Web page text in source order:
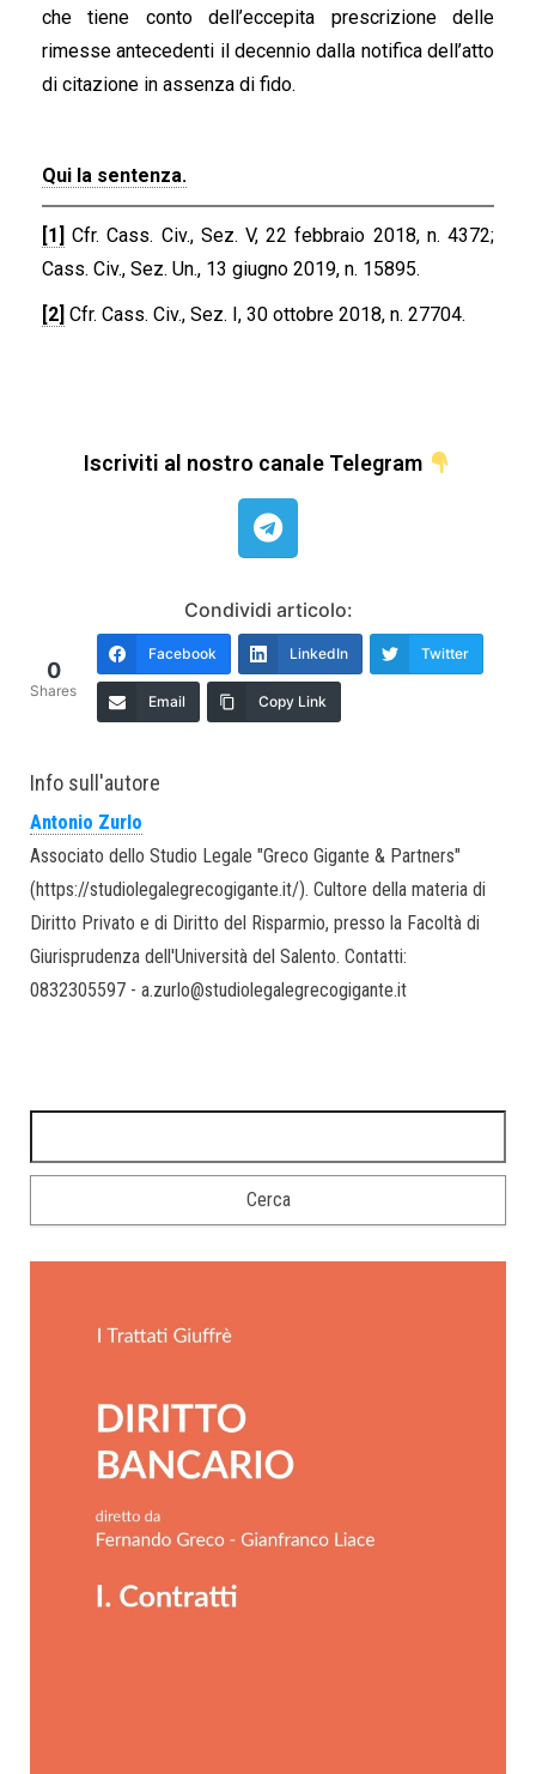
che tiene conto dell’eccepita prescrizione delle
rimesse antecedenti il decennio dalla notifica dell’atto
di citazione in assenza di fido.
Qui la sentenza.
[1] Cfr. Cass. Civ., Sez. V, 22 febbraio 2018, n. 4372;
Cass. Civ., Sez. Un., 13 giugno 2019, n. 15895.
[2] Cfr. Cass. Civ., Sez. I, 30 ottobre 2018, n. 27704.
Iscriviti al nostro canale Telegram
Condividi articolo:
0
Shares
Facebook LinkedIn Twitter
Email Copy Link
Info sull'autore
Antonio Zurlo
Associato dello Studio Legale "Greco Gigante & Partners"
(https://studiolegalegrecogigante.it/). Cultore della materia di
Diritto Privato e di Diritto del Risparmio, presso la Facoltà di
Giurisprudenza dell'Università del Salento. Contatti:
0832305597 - a.zurlo@studiolegalegrecogigante.it